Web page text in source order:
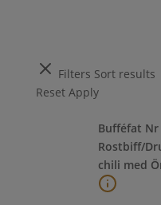
Filters Sort results
Reset Apply
Bufféfat Nr
Rostbiff/
chili med